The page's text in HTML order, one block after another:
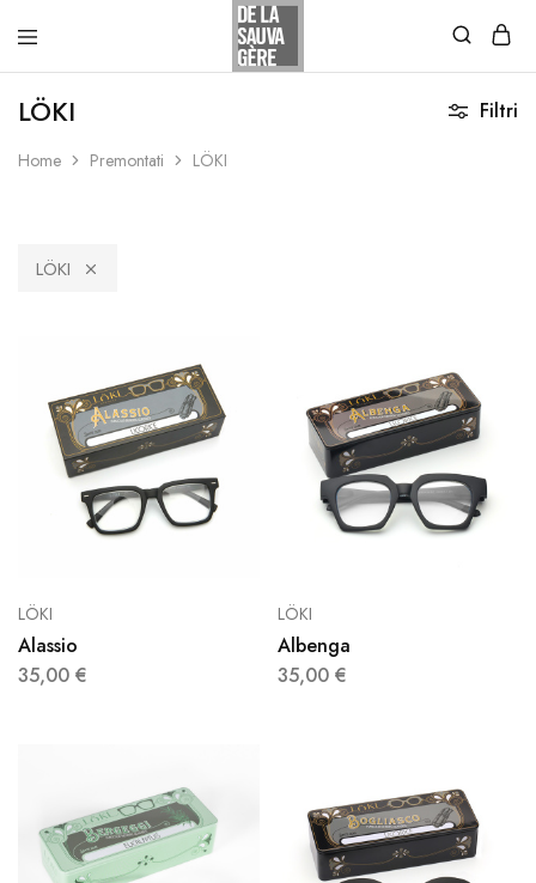
LÖKI
Home Premontati LÖKI
Filtri
LÖKI
LÖKI
Alassio
35,00 €
LÖKI
Albenga
35,00 €